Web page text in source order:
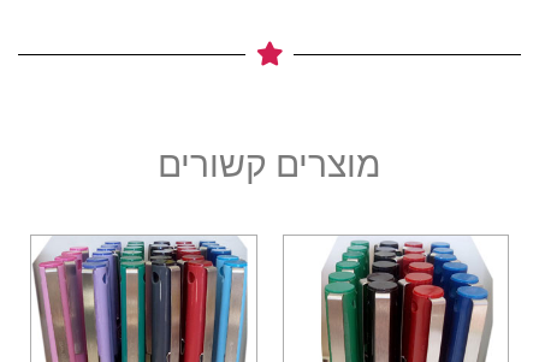
מוצרים קשורים
למוצר
זה
יש
מספר
למוצר
זה
יש
מספר